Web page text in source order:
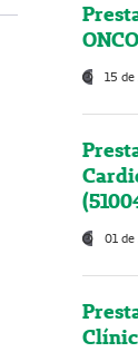
15 de
01